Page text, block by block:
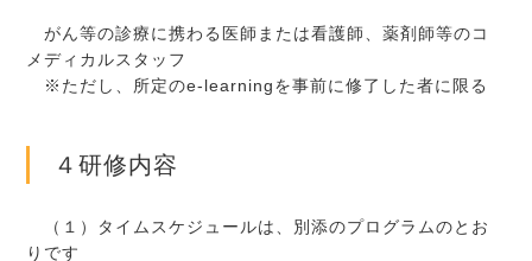
がん等の診療に携わる医師または看護師、薬剤師等のコ
メディカルスタッフ
※ただし、所定のe-learningを事前に修了した者に限る
４研修内容
（１）タイムスケジュールは、別添のプログラムのとお
りです